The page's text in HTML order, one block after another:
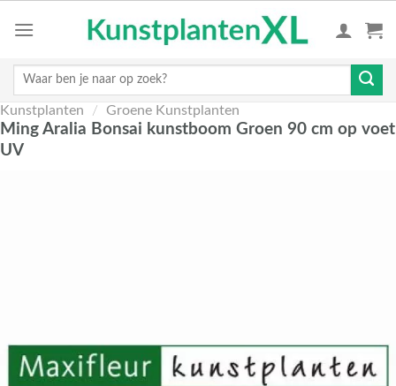
Zoeken
Kunstplanten / Groene Kunstplanten
Ming Aralia Bonsai kunstboom Groen 90 cm op voet
UV